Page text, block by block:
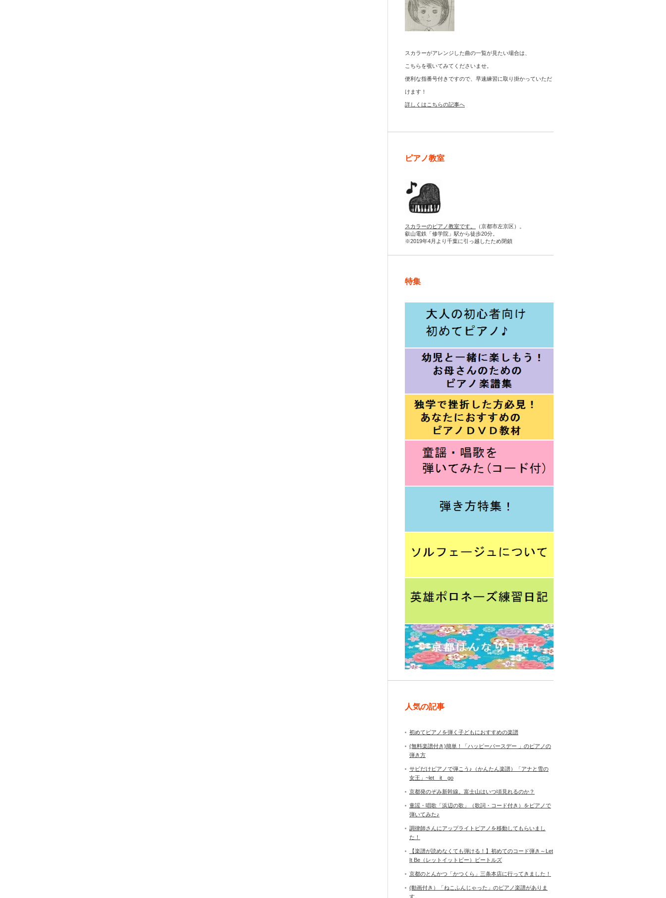
スカラーがアレンジした曲の一覧が見たい場合は、
こちらを覗いてみてくださいませ。
便利な指番号付きですので、早速練習に取り掛かっていただ
けます！
詳しくはこちらの記事へ
ピアノ教室
スカラーのピアノ教室です。
（京都市左京区）。
叡山電鉄「修学院」駅から徒歩20分。
※2019年4月より千葉に引っ越したため閉鎖
特集
人気の記事
初めてピアノを弾く子どもにおすすめの楽譜
(無料楽譜付き)簡単！「ハッピーバースデー 」のピアノの
弾き方
サビだけピアノで弾こう♪（かんたん楽譜）「アナと雪の
女王」~let it go
京都発のぞみ新幹線。富士山はいつ頃見れるのか？
童謡・唱歌「浜辺の歌」（歌詞・コード付き）をピアノで
弾いてみた♪
調律師さんにアップライトピアノを移動してもらいまし
た！
【楽譜が読めなくても弾ける！】初めてのコード弾き～Let
It Be（レットイットビー）ビートルズ
京都のとんかつ「かつくら」三条本店に行ってきました！
(動画付き）「ねこふんじゃった」のピアノ楽譜がありま
す。